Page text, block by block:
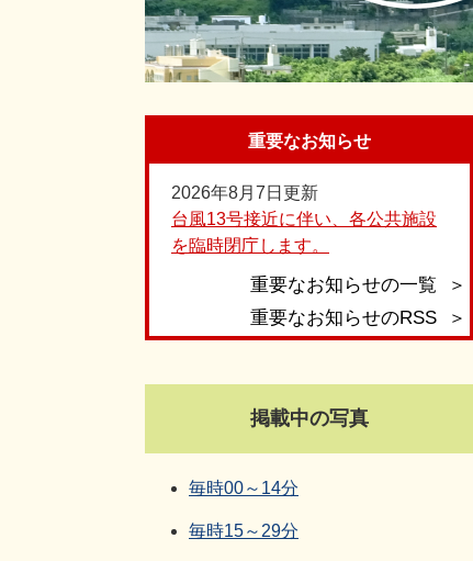
重要なお知らせ
2026年8月7日更新
台風13号接近に伴い、各公共施設
を臨時閉庁します。
重要なお知らせの一覧
重要なお知らせのRSS
掲載中の写真
毎時00～14分
毎時15～29分